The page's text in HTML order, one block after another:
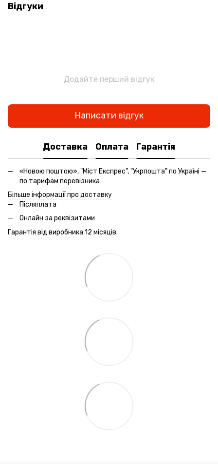
Відгуки
Додайте перший відгук
Написати відгук
Доставка Оплата Гарантія
«Новою поштою», "Міст Експрес", "Укрпошта" по Україні —
по тарифам перевізника
Більше інформації про доставку
Післяплата
Онлайн за реквізитами
Гарантія від виробника 12 місяців.